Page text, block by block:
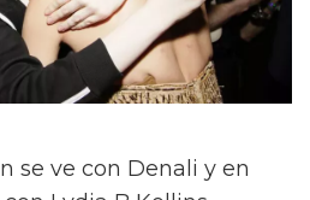
se ve con Denali y en